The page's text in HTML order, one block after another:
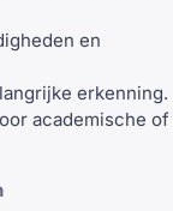
en
erkenning.
academische of